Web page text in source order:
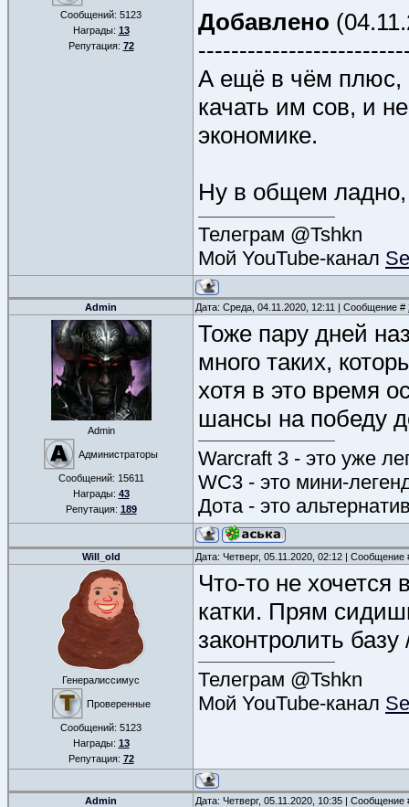
Сообщений: 5123
Награды: 13
Репутация: 72
Добавлено
А ещё в чём плюс,
качать им сов, и
экономике.
Ну в общем ладно,
Телеграм @Tshkn
Мой YouTube-канал
Admin Дата: Среда, 04.11.2020, 12:11 | Сообщение #
Admin
Администраторы
Сообщений: 15611
Награды: 43
Репутация: 189
Тоже пару дней
много таких,
хотя в это время
шансы на победу
Warcraft 3 - это уже
WC3 - это мини-
Дота - это
Will_old Дата: Четверг, 05.11.2020, 02:12 | Сообщение
Генералиссимус
Проверенные
Сообщений: 5123
Награды: 13
Репутация: 72
Что-то не
катки. Прям
законтролить
Телеграм @Tshkn
Мой YouTube-канал
Admin Дата: Четверг, 05.11.2020, 10:35 | Сообщение